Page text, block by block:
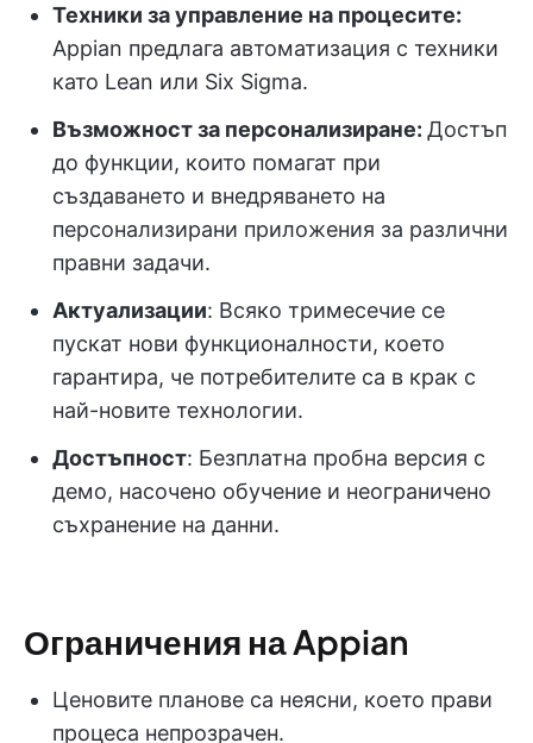
Техники за управление на процесите:
Appian предлага автоматизация с техники
като Lean или Six Sigma.
Възможност за персонализиране: Достъп
до функции, които помагат при
създаването и внедряването на
персонализирани приложения за различни
правни задачи.
Актуализации: Всяко тримесечие се
пускат нови функционалности, което
гарантира, че потребителите са в крак с
най-новите технологии.
Достъпност: Безплатна пробна версия с
демо, насочено обучение и неограничено
съхранение на данни.
Ограничения на Appian
Ценовите планове са неясни, което прави
процеса непрозрачен.